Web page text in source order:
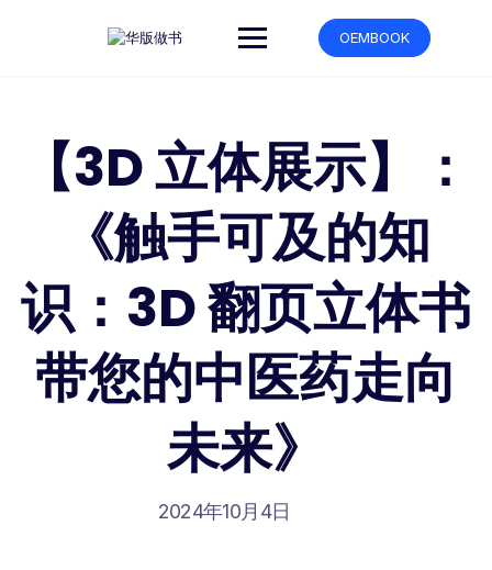
OEMBOOK
【3D 立体展示】：
《触手可及的知
识：3D 翻页立体书
带您的中医药走向
未来》
2024年10月4日